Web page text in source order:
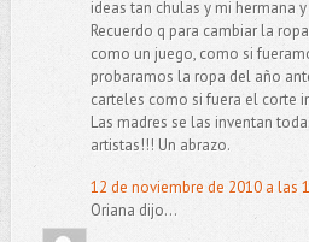
ideas tan chulas y mi hermana
Recuerdo q para cambiar la
como un juego, como si
probaramos la ropa del año
carteles como si fuera el corte
Las madres se las inventan
artistas!!! Un abrazo.
12 de noviembre de 2010 a las
Oriana dijo...